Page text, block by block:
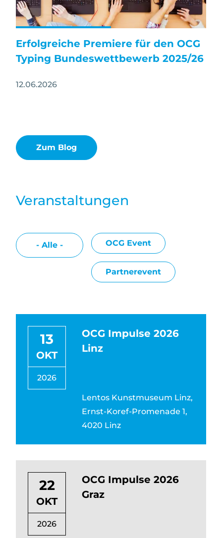
Erfolgreiche Premiere für den OCG
Typing Bundeswettbewerb 2025/26
12.06.2026
Zum Blog
Veranstaltungen
- Alle - OCG Event
Partnerevent
13
OKT
2026
OCG Impulse 2026
Linz
Lentos Kunstmuseum Linz,
Ernst-Koref-Promenade 1,
4020 Linz
22
OKT
2026
OCG Impulse 2026
Graz